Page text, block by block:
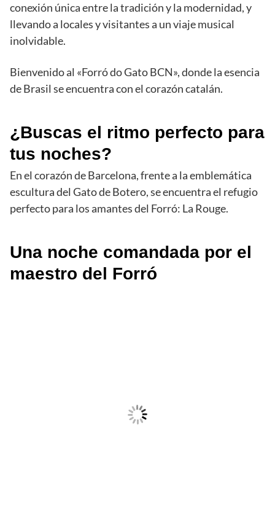
conexión única entre la tradición y la modernidad, y
llevando a locales y visitantes a un viaje musical
inolvidable.
Bienvenido al «Forró do Gato BCN», donde la esencia
de Brasil se encuentra con el corazón catalán.
¿Buscas el ritmo perfecto para
tus noches?
En el corazón de Barcelona, ​​frente a la emblemática
escultura del Gato de Botero, se encuentra el refugio
perfecto para los amantes del Forró: La Rouge.
Una noche comandada por el
maestro del Forró